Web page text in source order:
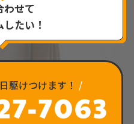
わせて
たい！
駆けつけます！ /